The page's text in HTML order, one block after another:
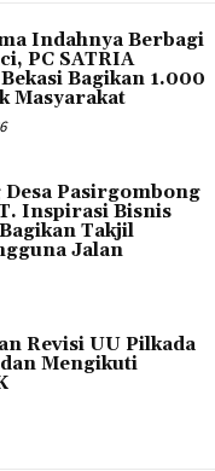
Indahnya Berbagi
PC SATRIA
Bagikan 1.000
Masyarakat
Desa Pasirgombong
Inspirasi Bisnis
Takjil
Jalan
Revisi UU Pilkada
Mengikuti